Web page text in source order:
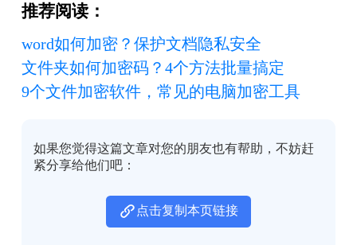
推荐阅读：
word如何加密？保护文档隐私安全
文件夹如何加密码？4个方法批量搞定
9个文件加密软件，常见的电脑加密工具
如果您觉得这篇文章对您的朋友也有帮助，不妨赶
紧分享给他们吧：
点击复制本页链接